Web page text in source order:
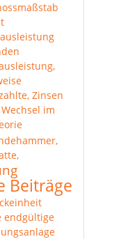
Zinsen
Wechsel im
Beiträge
endgültige